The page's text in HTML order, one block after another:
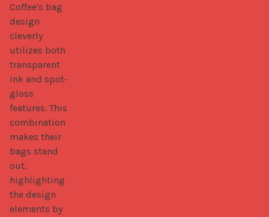
Coffee's bag
design
cleverly
utilizes both
transparent
ink and spot-
gloss
features. This
combination
makes their
bags stand
out,
highlighting
the design
elements by